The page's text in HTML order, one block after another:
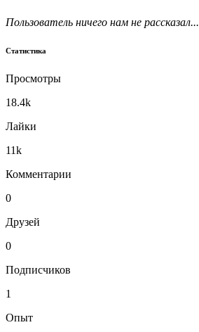
Пользователь ничего нам не рассказал...
Статистика
Просмотры
18.4k
Лайки
11k
Комментарии
0
Друзей
0
Подписчиков
1
Опыт